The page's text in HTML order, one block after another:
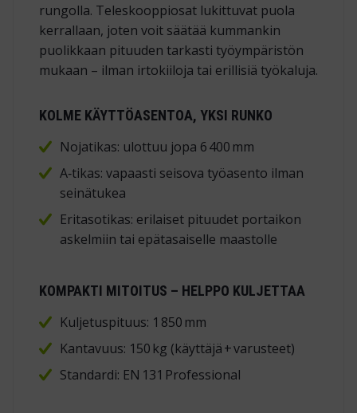
rungolla. Teleskooppiosat lukittuvat puola
kerrallaan, joten voit säätää kummankin
puolikkaan pituuden tarkasti työympäristön
mukaan – ilman irtokiiloja tai erillisiä työkaluja.
KOLME KÄYTTÖASENTOA, YKSI RUNKO
Nojatikas: ulottuu jopa 6 400 mm
A‑tikas: vapaasti seisova työasento ilman
seinätukea
Eritasotikas: erilaiset pituudet portaikon
askelmiin tai epätasaiselle maastolle
KOMPAKTI MITOITUS – HELPPO KULJETTAA
Kuljetuspituus: 1 850 mm
Kantavuus: 150 kg (käyttäjä + varusteet)
Standardi: EN 131 Professional